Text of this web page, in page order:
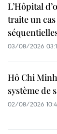
L’Hôpital
traite un
03/08/2026
Hô Chi
système de
02/08/2026